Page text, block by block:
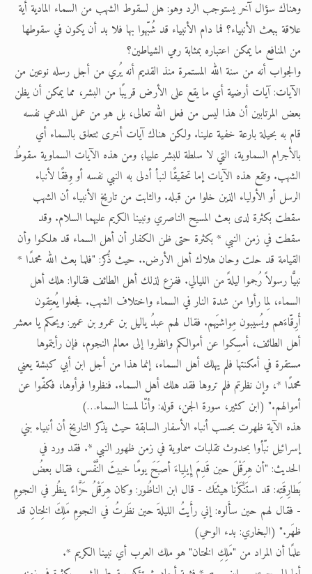
وهناك سؤال آخر يستوجب الرد وهو: هل لسقوط الشهب من السماء المادية أية
علاقة ببعث الأنبياء؟ فما دام الأنبياء قد شُبّهوا بها فلا بد أن يكون في سقوطها
من المنافع ما يمكن اعتباره بمثابة رمي الشياطين؟
والجواب أنه من سنة الله المستمرة منذ القديم أنه يُري من أجل رسله نوعين من
الآيات: آيات أرضية أي ما يقع على الأرض قريبًا من البشر، مما يمكن أن يظن
بعض المرتابين أن هذا ليس من فعل الله تعالى، بل هو من عمل المدعي نفسه
قام به بحيلة بارعة خفية علينا. ولكن هناك آيات أخرى تتعلق بالسماء أي
بالأجرام السماوية، التي لا سلطة للبشر عليها؛ ومن هذه الآيات السماوية سقوطُ
الشهب. وتقع هذه الآيات إما تحقيقًا لنبأ أدلى به النبي نفسه أو وِفقًا لأنباء
الرسل أو الأولياء الذين خلوا من قبله. والثابت من تاريخ الأنبياء أن الشهب
سقطت بكثرة لدى بعث المسيح الناصري ونبينا الكريم عليهما السلام. وقد
سقطت في زمن النبي * بكثرة حتى ظن الكفار أن أهل السماء قد هلكوا وأن
القيامة قد حلت وحان هلاك أهل الأرض.. حيث ذُكر: "فلما بعث الله محمدًا *
نبيًّا رسولاً رُجموا ليلةً من الليالي. ففزع لذلك أهل الطائف فقالوا: هلك أهل
السماء، لِما رأوا من شدة النار في السماء واختلاف الشهب. فجعلوا يُعتِقون
أَرِقّاءَهم ويُسيبون مِواشيَهم. فقال لهم عبدُ ياليل بن عمرو بن عمير: ويحكم يا معشر
أهل الطائف، أمسِكوا عن أموالكم وانظروا إلى معالم النجوم، فإن رأيتموها
مستقرة في أمكنتها فلم يهلك أهل السماء، إنما هذا من أجل ابن أبي كبشة يعني
محمدًا *، وإن نظرتم فلم تروها فقد هلك أهل السماء. فنظروا فرأوها، فكفّوا عن
أموالهم." (ابن كثير، سورة الجن، قوله: وأنّا لمسنا السماء…)
هذه الآية ظهرت بحسب أنباء الأسفار السابقة حيث يذكر التاريخ أن أنبياء بني
إسرائيل نبّأوا بحدوث تقلبات سماوية في زمن ظهور النبي *. فقد ورد في
الحديث: "أن هِرَقْلَ حين قَدِمَ إِيلِياءَ أصبَحَ يومًا خبيثَ النَّفْس، فقال بعضُ
بَطارِقَتِه: قد استَنْكَرْنا هيئتَك - قال ابن الناظُور: وكان هِرَقْلُ حَزَّاءً ينظُر في النجومِ
- فقال لهم حين سأَلوه: إني رأَيتُ الليلةَ حين نظَرتُ في النجومِ مَلِكَ الخِتانِ قد
ظهَر." (البخاري: بدء الوحي)
علمًا أن المراد من "مَلِكِ الختان" هو ملك العرب أي نبينا الكريم *.